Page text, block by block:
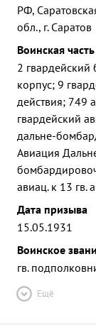
РФ,
обл., г. Саратов
Воинская часть
2
корпус; 9
действия; 749
гвардейский
дальне-
Авиация
авиац. к 13 гв.
Дата призыва
15.05.1931
Воинское
гв.
Ещё